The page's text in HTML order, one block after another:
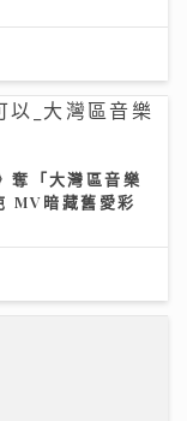
奪「大灣區音樂
MV暗藏舊愛彩